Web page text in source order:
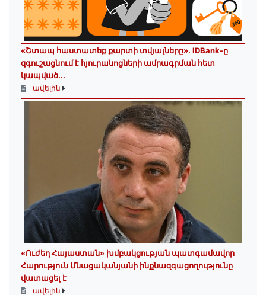
«Շտապ հաստատեք քարտի տվյալները»․ IDBank-ը
զգուշացնում է հյուրանոցների ամրագրման հետ
կապված...
ավելին
«Ուժեղ Հայաստան» խմբակցության պատգամավոր
Հարություն Մնացականյանի ինքնազգացողությունը
վատացել է
ավելին